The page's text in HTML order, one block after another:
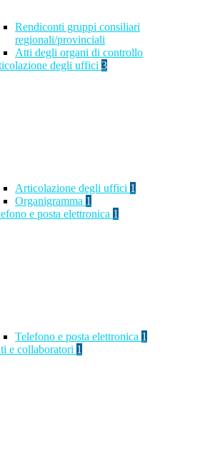
Rendiconti gruppi consiliari
regionali/provinciali
Atti degli organi di controllo
degli uffici 3
Articolazione degli uffici 1
Organigramma 1
e posta elettronica 1
Telefono e posta elettronica 1
e collaboratori 1